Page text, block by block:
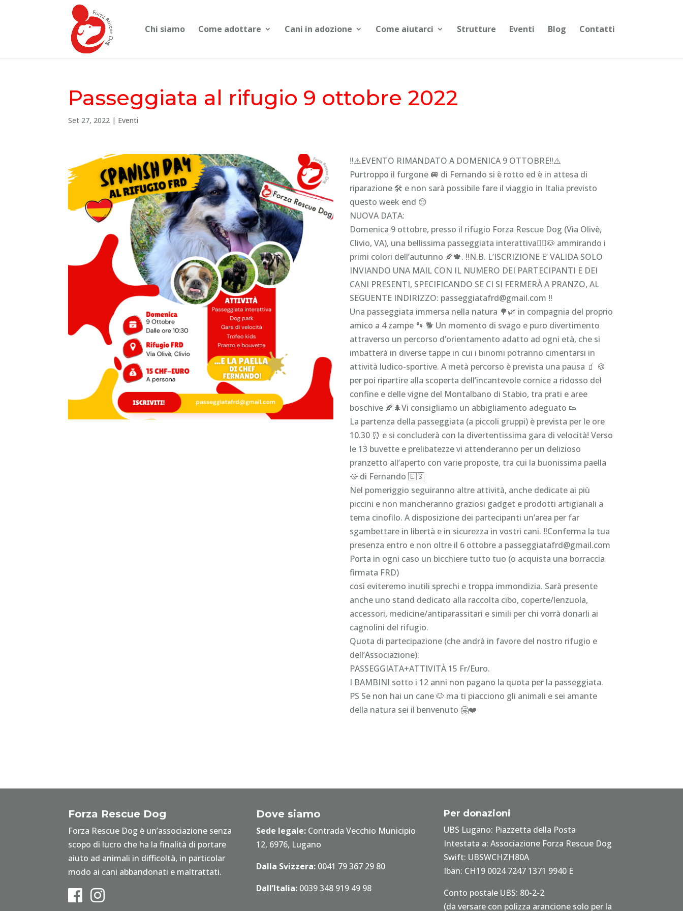
Chi siamo Come adottare Cani in adozione Come aiutarci Strutture Eventi Blog Contatti
Passeggiata al rifugio 9 ottobre 2022
Set 27, 2022 | Eventi
‼️⚠️EVENTO RIMANDATO A DOMENICA 9 OTTOBRE‼️⚠️
Purtroppo il furgone 🚐 di Fernando si è rotto ed è in attesa di
riparazione 🛠 e non sarà possibile fare il viaggio in Italia previsto
questo week end 😔
NUOVA DATA:
Domenica 9 ottobre, presso il rifugio Forza Rescue Dog (Via Olivè,
Clivio, VA), una bellissima passeggiata interattiva🚶‍♀️🐶 ammirando i
primi colori dell’autunno 🍂🍁. ‼️N.B. L’ISCRIZIONE E’ VALIDA SOLO
INVIANDO UNA MAIL CON IL NUMERO DEI PARTECIPANTI E DEI
CANI PRESENTI, SPECIFICANDO SE CI SI FERMERÀ A PRANZO, AL
SEGUENTE INDIRIZZO: passeggiatafrd@gmail.com ‼️
Una passeggiata immersa nella natura 🌳🌿 in compagnia del proprio
amico a 4 zampe 🐾 🐕 Un momento di svago e puro divertimento
attraverso un percorso d’orientamento adatto ad ogni età, che si
imbatterà in diverse tappe in cui i binomi potranno cimentarsi in
attività ludico-sportive. A metà percorso è prevista una pausa 🧃 🍪
per poi ripartire alla scoperta dell’incantevole cornice a ridosso del
confine e delle vigne del Montalbano di Stabio, tra prati e aree
boschive 🍂🌲Vi consigliamo un abbigliamento adeguato 👟
La partenza della passeggiata (a piccoli gruppi) è prevista per le ore
10.30 ⏰ e si concluderà con la divertentissima gara di velocità! Verso
le 13 buvette e prelibatezze vi attenderanno per un delizioso
pranzetto all’aperto con varie proposte, tra cui la buonissima paella
🥘 di Fernando 🇪🇸
Nel pomeriggio seguiranno altre attività, anche dedicate ai più
piccini e non mancheranno graziosi gadget e prodotti artigianali a
tema cinofilo. A disposizione dei partecipanti un’area per far
sgambettare in libertà e in sicurezza in vostri cani. ‼️Conferma la tua
presenza entro e non oltre il 6 ottobre a passeggiatafrd@gmail.com
Porta in ogni caso un bicchiere tutto tuo (o acquista una borraccia
firmata FRD)
così eviteremo inutili sprechi e troppa immondizia. Sarà presente
anche uno stand dedicato alla raccolta cibo, coperte/lenzuola,
accessori, medicine/antiparassitari e simili per chi vorrà donarli ai
cagnolini del rifugio.
Quota di partecipazione (che andrà in favore del nostro rifugio e
dell’Associazione):
PASSEGGIATA+ATTIVITÀ 15 Fr/Euro.
I BAMBINI sotto i 12 anni non pagano la quota per la passeggiata.
PS Se non hai un cane 🐶 ma ti piacciono gli animali e sei amante
della natura sei il benvenuto 🤗❤️
Forza Rescue Dog
Forza Rescue Dog è un’associazione senza
scopo di lucro che ha la finalità di portare
aiuto ad animali in difficoltà, in particolar
modo ai cani abbandonati e maltrattati.
Dove siamo
Sede legale:Contrada Vecchio Municipio
12, 6976, Lugano
Dalla Svizzera:0041 79 367 29 80
Dall’Italia:0039 348 919 49 98
Per donazioni
UBS Lugano: Piazzetta della Posta
Intestata a: Associazione Forza Rescue Dog
Swift: UBSWCHZH80A
Iban: CH19 0024 7247 1371 9940 E
Conto postale UBS: 80-2-2
(da versare con polizza arancione solo per la